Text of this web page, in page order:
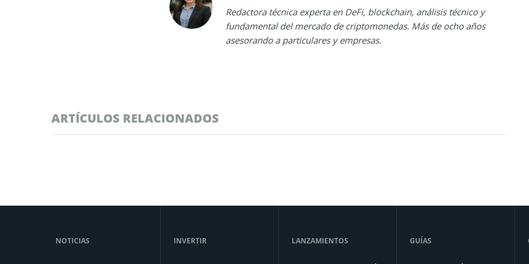
Redactora técnica experta en DeFi, blockchain, análisis técnico y
fundamental del mercado de criptomonedas. Más de ocho años
asesorando a particulares y empresas.
ARTÍCULOS RELACIONADOS
NOTICIAS INVERTIR LANZAMIENTOS GUÍAS